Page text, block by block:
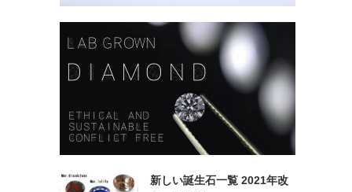
新しい誕生石一覧 2021年改